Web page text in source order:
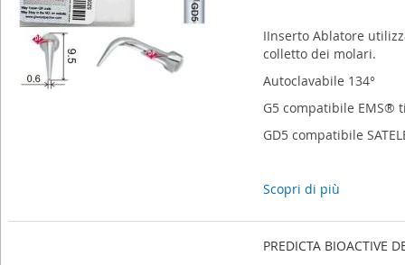
IInserto Ablatore
colletto dei molari.
Autoclavabile 134°
G5 compatibile EMS®
GD5 compatibile
Scopri di più
PREDICTA BIOACTIVE